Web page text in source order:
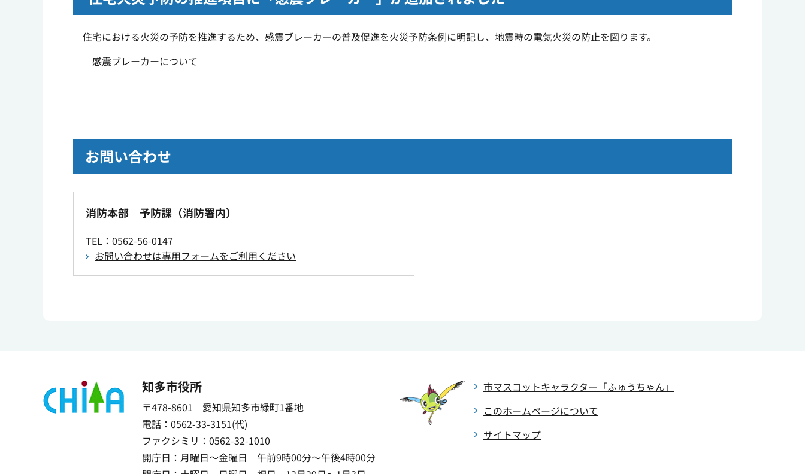
住宅における火災の予防を推進するため、感震ブレーカーの普及促進を火災予防条例に明記し、地震時の電気火災の防止を図ります。
感震ブレーカーについて
お問い合わせ
消防本部 予防課（消防署内）
TEL ：0562-56-0147
お問い合わせは専用フォームをご利用ください
知多市役所
〒478-8601 愛知県知多市緑町1番地
電話：0562-33-3151(代)
ファクシミリ：0562-32-1010
開庁日：月曜日～金曜日 午前9時00分～午後4時00分
市マスコットキャラクター 「ふゅうちゃん」
このホームページについて
サイトマップ